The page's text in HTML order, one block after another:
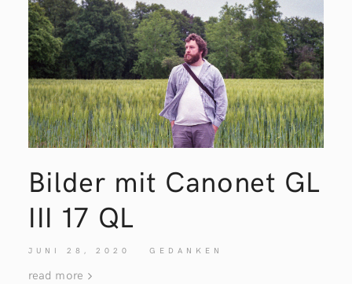
Bilder mit Canonet GL
III 17 QL
JUNI 28, 2020 GEDANKEN
read more